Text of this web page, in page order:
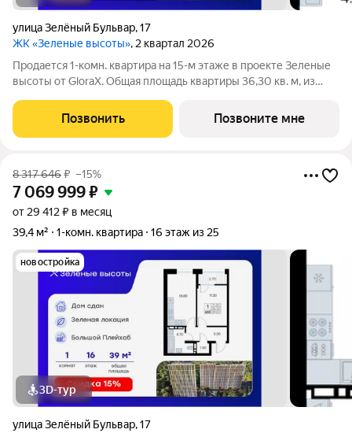
улица Зелёный Бульвар,17
ЖК «Зеленые высоты», 2 квартал 2026
Продается 1-комн. квартира на 15-м этаже в проекте Зеленые
высоты от GloraX. Общая площадь квартиры 36,30 кв. м, из
14,00 кв. м кухни. Номер квартиры - 145. Преимущества
квартиры:
Позвонить Позвоните мне
8 317 646₽ –15%
7 069 999₽
от 29 412 ₽ в месяц
39,4 м²
1-комн. квартира 16 этаж из 25
новостройка
3D-тур
улица Зелёный Бульвар,17